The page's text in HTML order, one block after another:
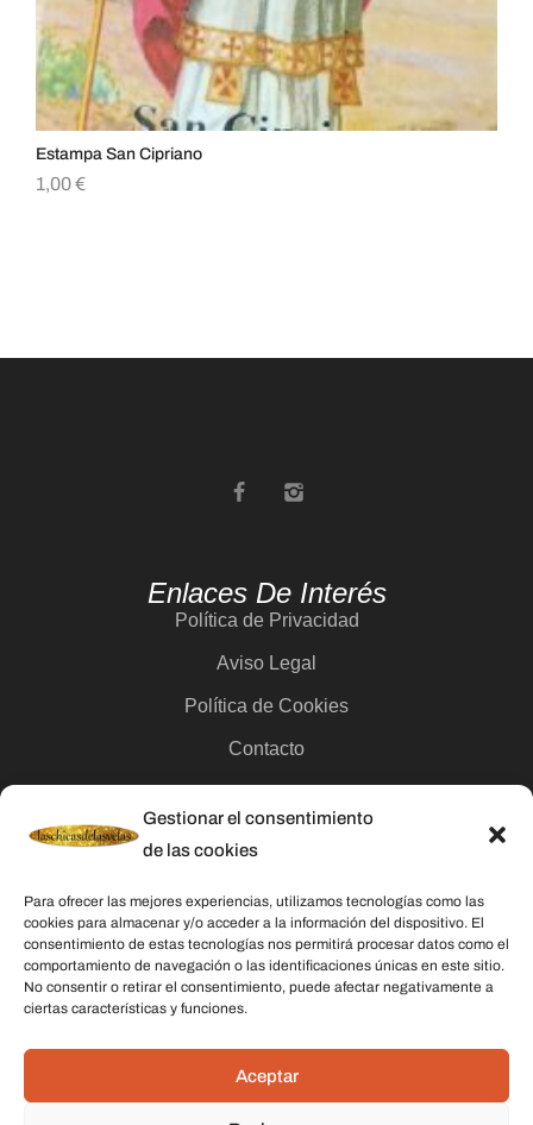
Gestionar el consentimiento
de las cookies
Para ofrecer las mejores experiencias, utilizamos tecnologías como las
cookies para almacenar y/o acceder a la información del dispositivo. El
consentimiento de estas tecnologías nos permitirá procesar datos como el
comportamiento de navegación o las identificaciones únicas en este sitio.
No consentir o retirar el consentimiento, puede afectar negativamente a
ciertas características y funciones.
Aceptar
Estampa San Cipriano
1,00€
Enlaces De Interés
Política de Privacidad
Aviso Legal
Política de Cookies
Contacto
Categorías
Velas
Inciensos
Aceites esenciales
Aguas rituales y colonias
Datos De Contacto
Dirección:C/ Stella Maris, 20 50015 Zaragoza